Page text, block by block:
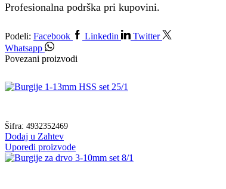
Profesionalna podrška pri kupovini.
Podeli: Facebook Linkedin
Twitter
Whatsapp
Povezani proizvodi
Šifra: 4932352469
Dodaj u Zahtev
Uporedi proizvode